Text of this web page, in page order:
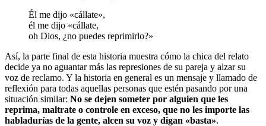
Él me dijo «cállate»,
él me dijo «cállate,
oh Dios, ¿no puedes reprimirlo?»
Así, la parte final de esta historia muestra cómo la chica del relato
decide ya no aguantar más las represiones de su pareja y alzar su
voz de reclamo. Y la historia en general es un mensaje y llamado de
reflexión para todas aquellas personas que estén pasando por una
situación similar: No se dejen someter por alguien que les
reprima, maltrate o controle en exceso, que no les importe las
habladurías de la gente, alcen su voz y digan «basta».